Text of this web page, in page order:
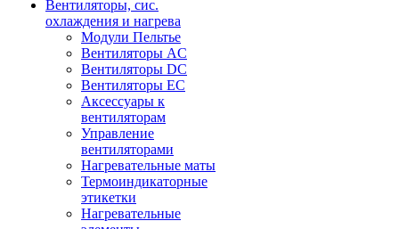
Вентиляторы, сис.
охлаждения и нагрева
Модули Пельтье
Вентиляторы AC
Вентиляторы DC
Вентиляторы EC
Аксессуары к
вентиляторам
Управление
вентиляторами
Нагревательные маты
Термоиндикаторные
этикетки
Нагревательные